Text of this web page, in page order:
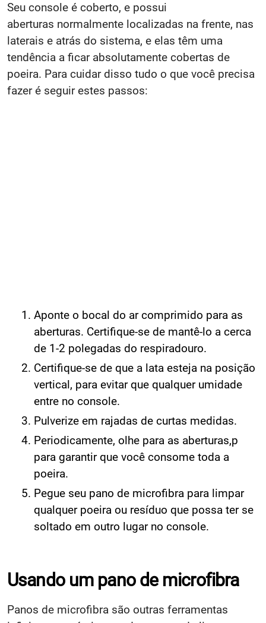
Seu console é coberto, e possui
aberturas normalmente localizadas na frente, nas
laterais e atrás do sistema, e elas têm uma
tendência a ficar absolutamente cobertas de
poeira. Para cuidar disso tudo o que você precisa
fazer é seguir estes passos:
Aponte o bocal do ar comprimido para as
aberturas. Certifique-se de mantê-lo a cerca
de 1-2 polegadas do respiradouro.
Certifique-se de que a lata esteja na posição
vertical, para evitar que qualquer umidade
entre no console.
Pulverize em rajadas de curtas medidas.
Periodicamente, olhe para as aberturas,p
para garantir que você consome toda a
poeira.
Pegue seu pano de microfibra para limpar
qualquer poeira ou resíduo que possa ter se
soltado em outro lugar no console.
Usando um pano de microfibra
Panos de microfibra são outras ferramentas